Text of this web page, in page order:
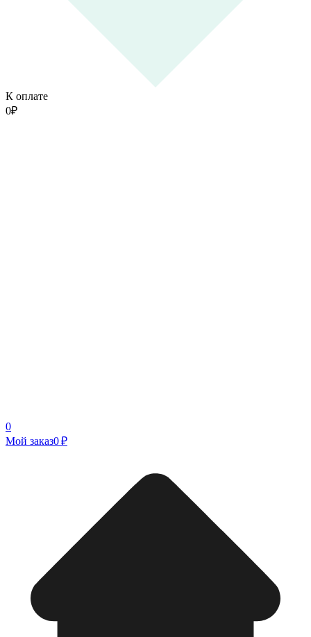
К оплате
0₽
0
Мой заказ0 ₽